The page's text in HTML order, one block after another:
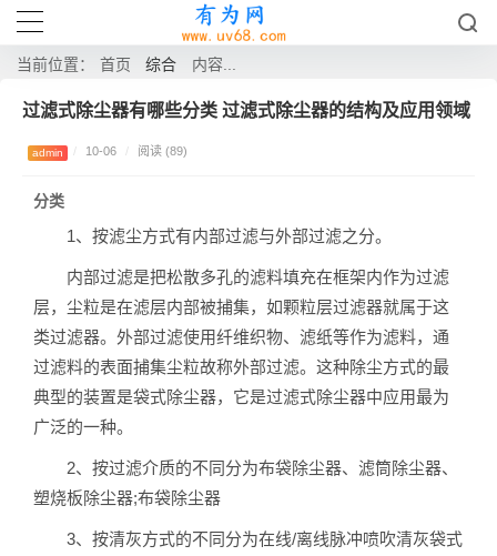
当前位置： 首页 综合 内容...
过滤式除尘器有哪些分类 过滤式除尘器的结构及应用领域
admin / 10-06 / 阅读 (89)
分类
1、按滤尘方式有内部过滤与外部过滤之分。
内部过滤是把松散多孔的滤料填充在框架内作为过滤
层，尘粒是在滤层内部被捕集，如颗粒层过滤器就属于这
类过滤器。外部过滤使用纤维织物、滤纸等作为滤料，通
过滤料的表面捕集尘粒故称外部过滤。这种除尘方式的最
典型的装置是袋式除尘器，它是过滤式除尘器中应用最为
广泛的一种。
2、按过滤介质的不同分为布袋除尘器、滤筒除尘器、
塑烧板除尘器;布袋除尘器
3、按清灰方式的不同分为在线/离线脉冲喷吹清灰袋式